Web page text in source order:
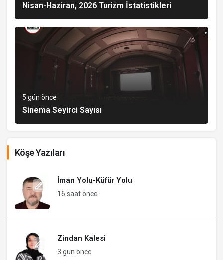
Nisan-Haziran, 2026 Turizm İstatistikleri
5 gün önce
Sinema Seyirci Sayısı
Köşe Yazıları
İman Yolu-Küfür Yolu
16 saat önce
Zindan Kalesi
3 gün önce